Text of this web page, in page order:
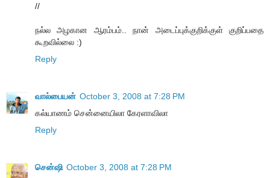
//
நல்ல அழகான ஆரம்பம்.. நான் அடைப்புக்குறிக்குள் குறிப்பதை
கூறவில்லை :)
Reply
வால்பையன் October 3, 2008 at 7:28 PM
கல்யாணம் சென்னையிலா கேரளாவிலா
Reply
சென்ஷி October 3, 2008 at 7:28 PM